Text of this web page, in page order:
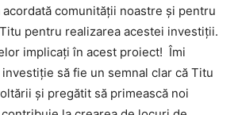
comunității noastre și pentru
pentru realizarea acestei investiții.
implicați în acest proiect! Îmi
să fie un semnal clar că Titu
și pregătit să primească noi